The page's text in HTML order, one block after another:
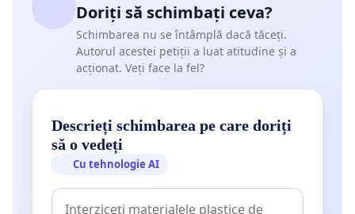
Doriți să schimbați ceva?
Schimbarea nu se întâmplă dacă tăceți.
Autorul acestei petiții a luat atitudine și a
acționat. Veți face la fel?
Descrieți schimbarea pe care doriți
să o vedeți
Cu tehnologie AI